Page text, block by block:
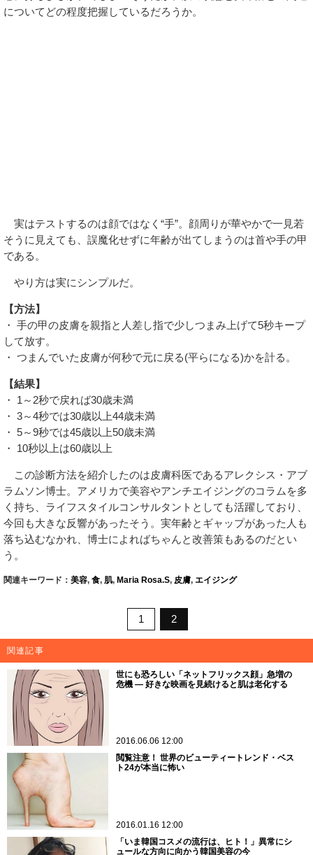
についてどの程度把握しているだろうか。
実はテストするのは顔ではなく“手”。顔周りが華やかで一見若
そうに見えても、誤魔化せずに年齢が出てしまうのは首や手の甲
である。
やり方は実にシンプルだ。
【方法】
・ 手の甲の皮膚を親指と人差し指で少しつまみ上げて5秒キープ
して放す。
・ つまんでいた皮膚が何秒で元に戻る(平らになる)かを計る。
【結果】
・ 1～2秒で戻れば30歳未満
・ 3～4秒では30歳以上44歳未満
・ 5～9秒では45歳以上50歳未満
・ 10秒以上は60歳以上
この診断方法を紹介したのは皮膚科医であるアレクシス・アブ
ラムソン博士。アメリカで美容やアンチエイジングのコラムを多
く持ち、ライフスタイルコンサルタントとしても活躍しており、
今回も大きな反響があったそう。実年齢とギャップがあった人も
落ち込むなかれ、博士によればちゃんと改善策もあるのだとい
う。
関連キーワード： 美容, 食, 肌, Maria Rosa.S, 皮膚, エイジング
1 2
関連記事
世にも恐ろしい「ネットフリックス顔」急増の
危機 ― 好きな映画を見続けると肌は老化する
2016.06.06 12:00
閲覧注意！ 世界のビューティートレンド・ベス
ト24が本当に怖い
2016.01.16 12:00
「いま韓国コスメの流行は、ヒト！」異常にシ
ュールな方向に向かう韓国美容の今